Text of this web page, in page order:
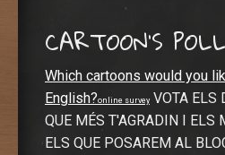
CARTOON’S POLL
Which cartoons would you
English?online survey VOTA ELS
QUE MÉS T'AGRADIN I ELS
ELS QUE POSAREM AL